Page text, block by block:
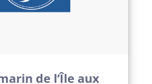
de l’Île aux